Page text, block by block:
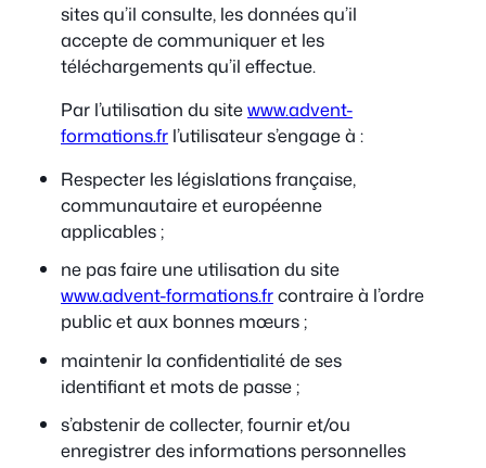
sites qu’il consulte, les données qu’il
accepte de communiquer et les
téléchargements qu’il effectue.
Par l’utilisation du sitewww.advent-
formations.fr l’utilisateur s’engage à :
Respecter les législations française,
communautaire et européenne
applicables ;
ne pas faire une utilisation du site
www.advent-formations.frcontraire à l’ordre
public et aux bonnes mœurs ;
maintenir la confidentialité de ses
identifiant et mots de passe ;
s’abstenir de collecter, fournir et/ou
enregistrer des informations personnelles